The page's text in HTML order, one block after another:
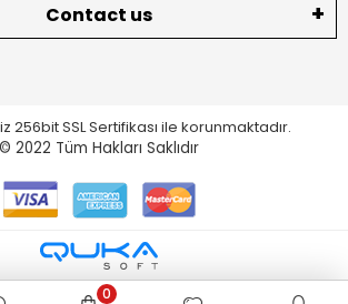
Contact us
256bit SSL Sertifikası ile korunmaktadır.
© 2022 Tüm Hakları Saklıdır
0